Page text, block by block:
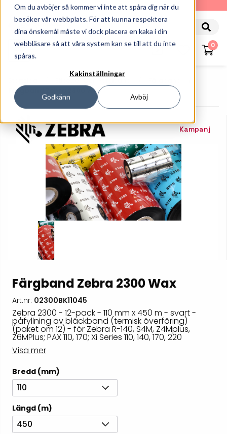
Om du avböjer så kommer vi inte att spåra dig när du
besöker vår webbplats. För att kunna respektera
dina önskemål måste vi dock placera en kaka i din
webbläsare så att våra system kan se till att du inte
spåras.
Kakinställningar
Godkänn Avböj
010-162 61 90
0
Etiketter Och Färgband
Färgband Zebra 2300 Wax
Kampanj
Färgband Zebra 2300 Wax
Art.nr: 02300BK11045
Zebra 2300 - 12-pack - 110 mm x 450 m - svart -
påfyllning av bläckband (termisk överföring)
(paket om 12) - för Zebra R-140, S4M, Z4Mplus,
Z6MPlus; PAX 110, 170; Xi Series 110, 140, 170, 220
Visa mer
Bredd (mm)
110
Längd (m)
450